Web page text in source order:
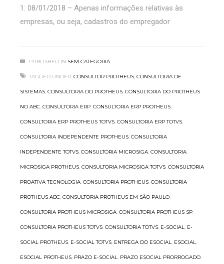
1: 08/01/2018 – Apenas informações relativas às
empresas, ou seja, cadastros do empregador
PUBLISHED IN SEM CATEGORIA
TAGGED UNDER: CONSULTOR PROTHEUS, CONSULTORIA DE
SISTEMAS, CONSULTORIA DO PROTHEUS, CONSULTORIA DO PROTHEUS
NO ABC, CONSULTORIA ERP, CONSULTORIA ERP PROTHEUS,
CONSULTORIA ERP PROTHEUS TOTVS, CONSULTORIA ERP TOTVS,
CONSULTORIA INDEPENDENTE PROTHEUS, CONSULTORIA
INDEPENDENTE TOTVS, CONSULTORIA MICROSIGA, CONSULTORIA
MICROSIGA PROTHEUS, CONSULTORIA MICROSIGA TOTVS, CONSULTORIA
PROATIVA TECNOLOGIA, CONSULTORIA PROTHEUS, CONSULTORIA
PROTHEUS ABC, CONSULTORIA PROTHEUS EM SÃO PAULO,
CONSULTORIA PROTHEUS MICROSIGA, CONSULTORIA PROTHEUS SP,
CONSULTORIA PROTHEUS TOTVS, CONSULTORIA TOTVS, E-SOCIAL, E-
SOCIAL PROTHEUS, E-SOCIAL TOTVS, ENTREGA DO ESOCIAL, ESOCIAL,
ESOCIAL PROTHEUS, PRAZO E-SOCIAL, PRAZO ESOCIAL PRORROGADO,